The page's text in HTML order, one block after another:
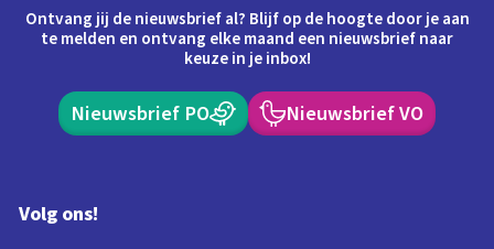
Ontvang jij de nieuwsbrief al? Blijf op de hoogte door je aan
te melden en ontvang elke maand een nieuwsbrief naar
keuze in je inbox!
Nieuwsbrief PO Nieuwsbrief VO
Volg ons!